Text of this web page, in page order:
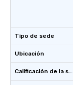
Tipo de sede
Ubicación
Calificación de la sede